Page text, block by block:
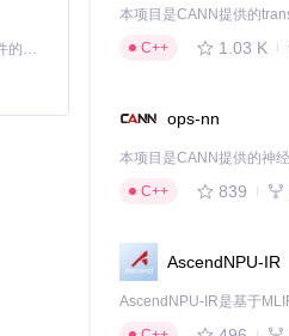
基于Python的Xiaozhi AI，适用于想要完整Xiaozhi体验而无需拥有专用硬件的用户。
C++
1.03 K
ops-nn
C++
839
AscendNPU-IR